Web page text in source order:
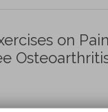
on